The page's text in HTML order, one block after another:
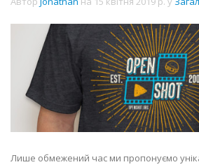
Лише обмежений час ми пропонуємо